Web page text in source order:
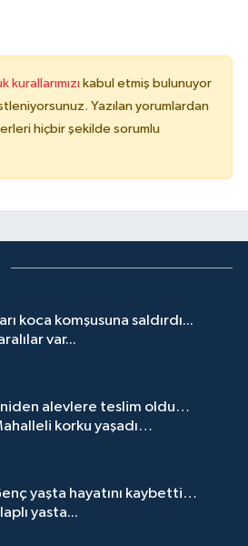
kurallarımızı kabul etmiş bulunuyor
Yazılan yorumlardan
hiçbir şekilde sorumlu
koca komşusuna saldırdı...
var...
alevlere teslim oldu…
korku yaşadı…
yaşta hayatını kaybetti…
yasta...